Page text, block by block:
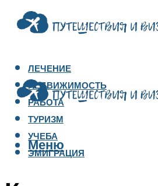
ЛЕЧЕНИЕ
НЕДВИЖИМОСТЬ
РАБОТА
ТУРИЗМ
УЧЕБА
ЭМИГРАЦИЯ
Меню